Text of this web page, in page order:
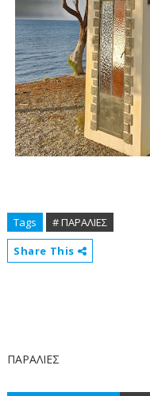
Tags
# ΠΑΡΑΛΙΕΣ
Share This
ΠΑΡΑΛΙΕΣ